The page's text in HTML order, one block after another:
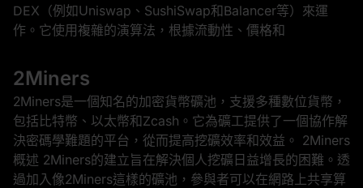
DEX（例如Uniswap、SushiSwap和Balancer等）來運
作。它使用複雜的演算法，根據流動性、價格和
2Miners
2Miners是一個知名的加密貨幣礦池，支援多種數位貨幣，
包括比特幣、以太幣和Zcash。它為礦工提供了一個協作解
決密碼學難題的平台，從而提高挖礦效率和效益。 2Miners
概述 2Miners的建立旨在解決個人挖礦日益增長的困難。透
過加入像2Miners這樣的礦池，參與者可以在網路上共享算